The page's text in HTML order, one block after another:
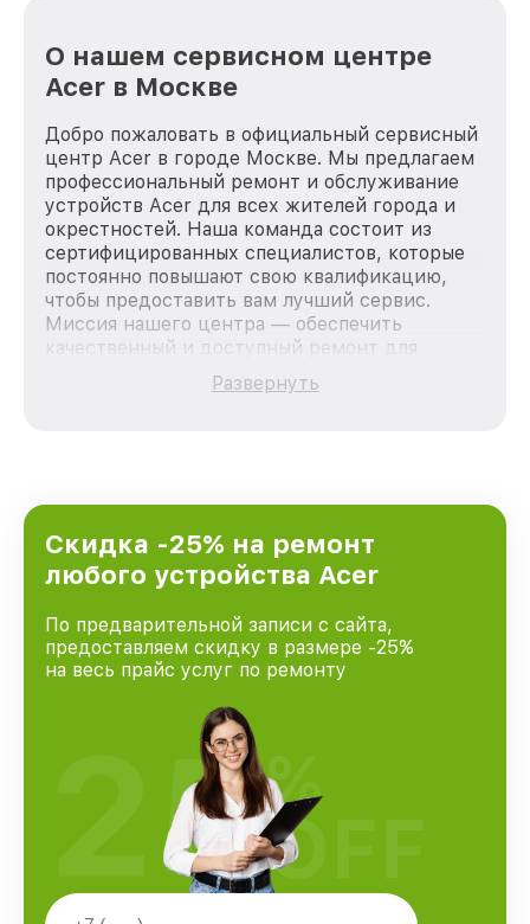
О нашем сервисном центре
Acer в Москве
Добро пожаловать в официальный сервисный
центр Acer в городе Москве. Мы предлагаем
профессиональный ремонт и обслуживание
устройств Acer для всех жителей города и
окрестностей. Наша команда состоит из
сертифицированных специалистов, которые
постоянно повышают свою квалификацию,
чтобы предоставить вам лучший сервис.
Миссия нашего центра — обеспечить
качественный и доступный ремонт для
каждого пользователя продукции Acer, вне
зависимости от сложности поломки. Мы
и лояльности наших клиентов.
Развернуть
Скидка -25% на ремонт
любого устройства Acer
По предварительной записи с сайта,
предоставляем скидку в размере -25%
на весь прайс услуг по ремонту
25%
OFF